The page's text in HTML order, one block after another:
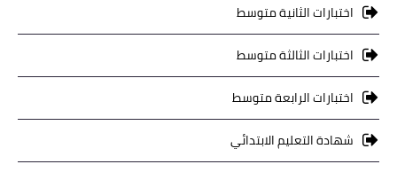
اختبارات الثانية متوسط
اختبارات الثالثة متوسط
اختبارات الرابعة متوسط
شهادة التعليم الابتدائي